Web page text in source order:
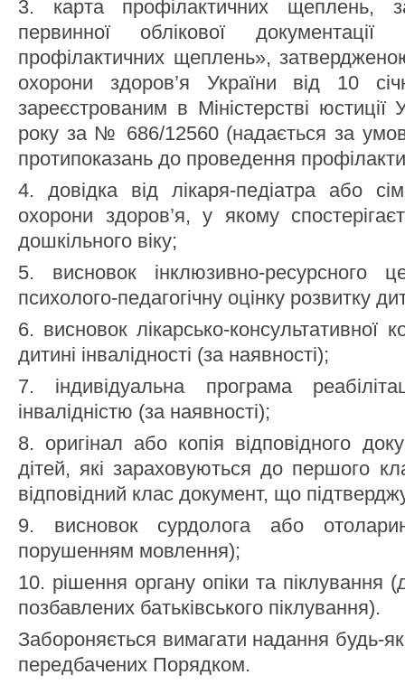
3. карта профілактичних щеплень,
первинної облікової
профілактичних щеплень»,
охорони здоров’я України від 10
зареєстрованим в Міністерстві
року за № 686/12560 (надається за
протипоказань до проведення
4. довідка від лікаря-педіатра або
охорони здоров’я, у якому
дошкільного віку;
5. висновок інклюзивно-ресурсного
психолого-педагогічну оцінку розвитку
6. висновок лікарсько-консультативної
дитині інвалідності (за наявності);
7. індивідуальна програма
інвалідністю (за наявності);
8. оригінал або копія відповідного
дітей, які зараховуються до першого
відповідний клас документ, що
9. висновок сурдолога або
порушенням мовлення);
10. рішення органу опіки та піклування
позбавлених батьківського піклування).
Забороняється вимагати надання будь-
передбачених Порядком.